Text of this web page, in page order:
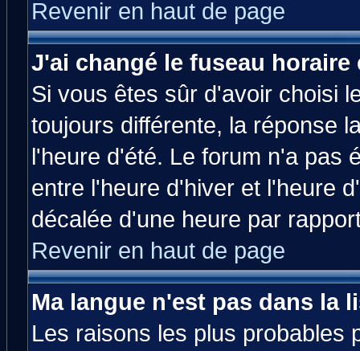
Revenir en haut de page
J'ai changé le fuseau
Si vous êtes sûr d'avoir choisi
toujours différente, la réponse
l'heure d'été. Le forum n'a pas
entre l'heure d'hiver et l'heure
décalée d'une heure par
Revenir en haut de page
Ma langue n'est pas dans la
Les raisons les plus probables